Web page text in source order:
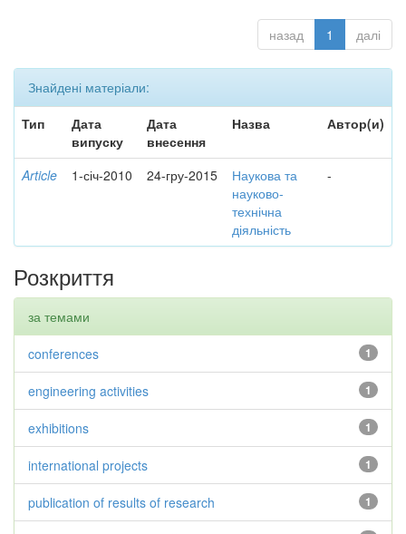
назад 1 далі
Знайдені матеріали:
Тип
Дата
випуску
Дата
внесення
Назва Автор(и)
Article 1-січ-2010 24-гру-2015
Наукова та
науково-
технічна
діяльність
-
Розкриття
за темами
1
conferences
1
engineering activities
1
exhibitions
1
international projects
1
publication of results of research